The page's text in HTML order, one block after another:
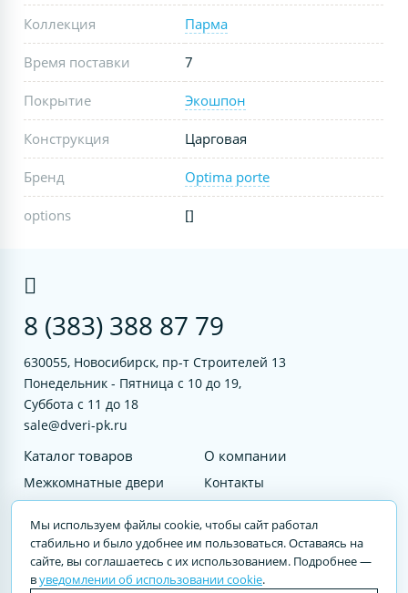
Коллекция Парма
Время поставки 7
Покрытие Экошпон
Конструкция Царговая
Бренд Optima porte
options []
8 (383) 388 87 79
630055, Новосибирск, пр-т Строителей 13
Понедельник - Пятница с 10 до 19,
Суббота с 11 до 18
sale@dveri-pk.ru
Каталог товаров
Межкомнатные двери
Входные двери
Услуги
О компании
Контакты
Мы используем файлы cookie, чтобы сайт работал
стабильно и было удобнее им пользоваться. Оставаясь на
сайте, вы соглашаетесь с их использованием. Подробнее —
вуведомлении об использовании cookie.